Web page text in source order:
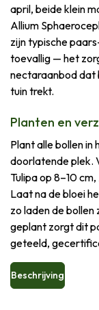
april, beide klein
Allium
zijn typische
toevallig — het
nectaraanbod dat
tuin trekt.
Planten en
Plant alle bollen in
doorlatende plek.
Tulipa op 8–10
Laat na de bloei
zo laden de
geplant zorgt dit
geteeld,
Beschrijving